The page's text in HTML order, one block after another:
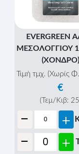
EVERGREEN
ΜΕΣΟΛΟΓΓΙΟΥ
(ΧΟΝΔΡΟ)
Τιμή τμχ. (Χωρίς
€
(Τεμ/Κιβ:
- +
- +